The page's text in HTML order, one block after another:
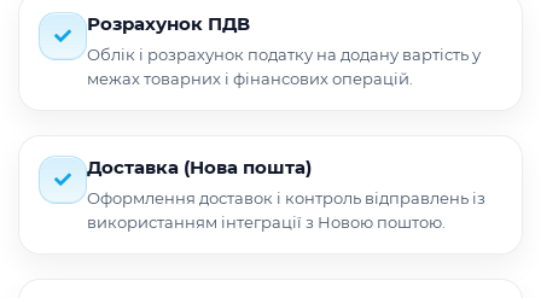
Розрахунок ПДВ
Облік і розрахунок податку на додану вартість у
межах товарних і фінансових операцій.
Доставка (Нова пошта)
Оформлення доставок і контроль відправлень із
використанням інтеграції з Новою поштою.